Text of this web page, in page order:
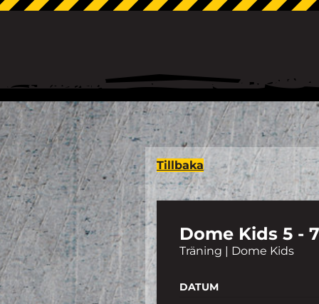
Tillbaka
Dome Kids 5 -
Träning | Dome Kids
DATUM